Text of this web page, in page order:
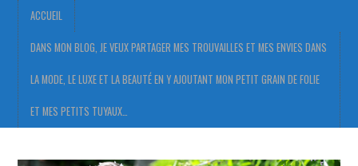
ACCUEIL
DANS MON BLOG, JE VEUX PARTAGER MES TROUVAILLES ET MES ENVIES DANS
LA MODE, LE LUXE ET LA BEAUTÉ EN Y AJOUTANT MON PETIT GRAIN DE FOLIE
ET MES PETITS TUYAUX…